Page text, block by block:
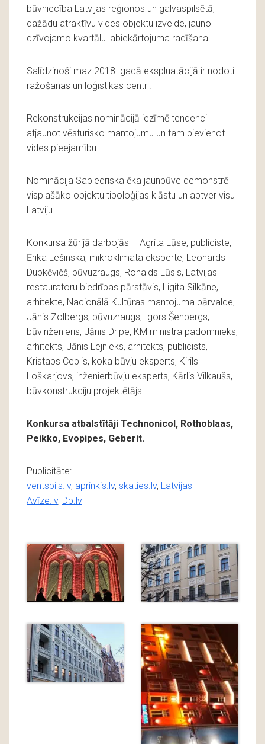
būvniecība Latvijas reģionos un galvaspilsētā,
dažādu atraktīvu vides objektu izveide, jauno
dzīvojamo kvartālu labiekārtojuma radīšana.
Salīdzinoši maz 2018. gadā ekspluatācijā ir nodoti
ražošanas un loģistikas centri.
Rekonstrukcijas nominācijā iezīmē tendenci
atjaunot vēsturisko mantojumu un tam pievienot
vides pieejamību.
Nominācija Sabiedriska ēka jaunbūve demonstrē
visplašāko objektu tipoloģijas klāstu un aptver visu
Latviju.
Konkursa žūrijā darbojās – Agrita Lūse, publiciste,
Ērika Lešinska, mikroklimata eksperte, Leonards
Dubkēvičš, būvuzraugs, Ronalds Lūsis, Latvijas
restauratoru biedrības pārstāvis, Ligita Silkāne,
arhitekte, Nacionālā Kultūras mantojuma pārvalde,
Jānis Zolbergs, būvuzraugs, Igors Šenbergs,
būvinženieris, Jānis Dripe, KM ministra padomnieks,
arhitekts, Jānis Lejnieks, arhitekts, publicists,
Kristaps Ceplis, koka būvju eksperts, Kirils
Loškarjovs, inženierbūvju eksperts, Kārlis Vilkaušs,
būvkonstrukciju projektētājs.
Konkursa atbalstītāji Technonicol, Rothoblaas,
Peikko, Evopipes, Geberit.
Publicitāte:
ventspils.lv, aprinkis.lv, skaties.lv, Latvijas
Avīze.lv, Db.lv